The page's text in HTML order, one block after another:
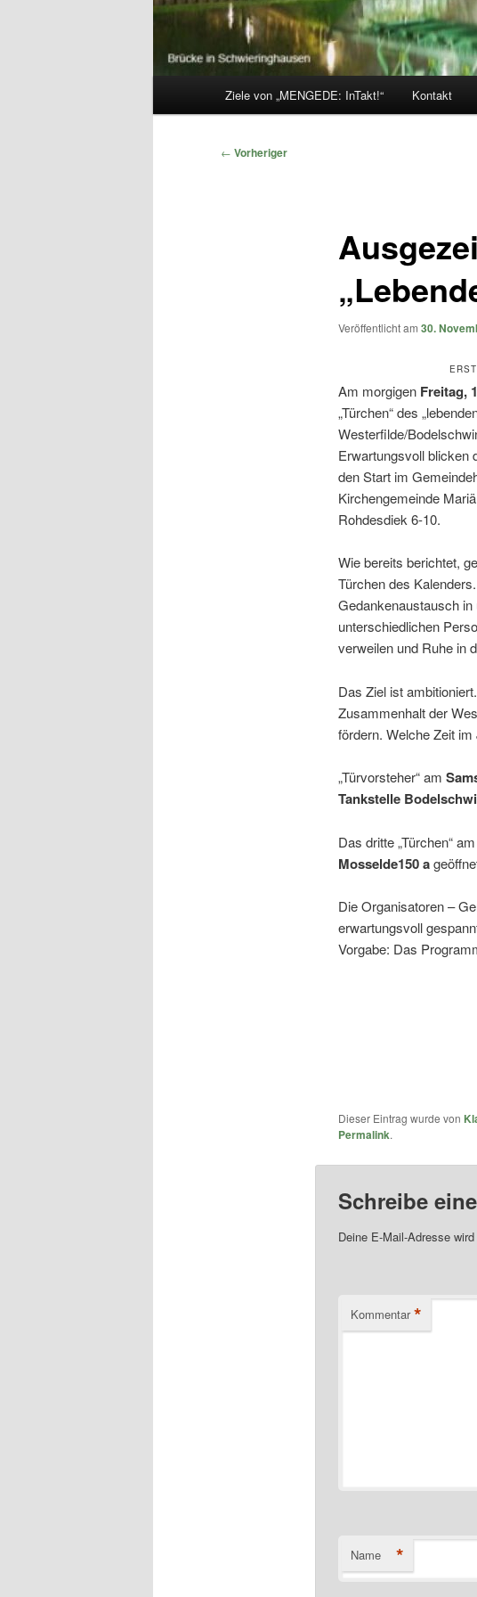
Ziele von „MENGEDE: InTakt!“ Kontakt
Beitragsnavigation
← Vorheriger
Veröffentlicht am 30.
Am morgigen Freitag,
„Türchen“ des
Westerfilde/
Erwartungsvoll blicken
den Start im
Kirchengemeinde
Rohdesdiek 6-10.
Wie bereits berichtet,
Türchen des
Gedankenaustausch
unterschiedlichen
verweilen und Ruhe in
Das Ziel ist
Zusammenhalt der
fördern. Welche Zeit
„Türvorsteher“ am
Tankstelle
Das dritte „Türchen“ am
Mosselde150 a
Die Organisatoren –
erwartungsvoll
Vorgabe: Das
Dieser Eintrag wurde von
Permalink.
Schreibe
Deine E-Mail-Adresse
Kommentar *
Name *